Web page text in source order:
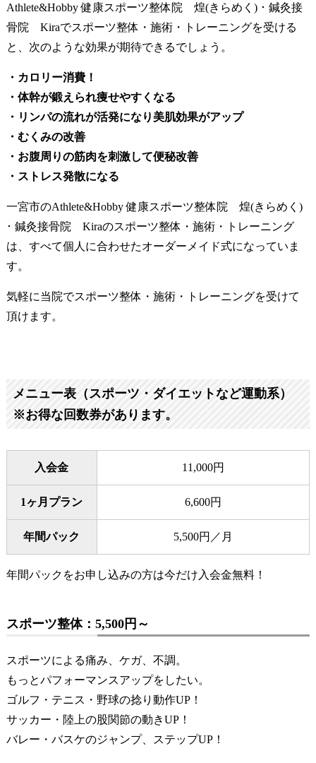
Athlete&Hobby 健康スポーツ整体院 煌(きらめく) ･ 鍼灸接
骨院 Kiraでスポーツ整体・施術・トレーニングを受ける
と、次のような効果が期待できるでしょう。
・カロリー消費！
・体幹が鍛えられ痩せやすくなる
・リンパの流れが活発になり美肌効果がアップ
・むくみの改善
・お腹周りの筋肉を刺激して便秘改善
・ストレス発散になる
一宮市のAthlete&Hobby 健康スポーツ整体院 煌(きらめく)
･ 鍼灸接骨院 Kiraのスポーツ整体・施術・トレーニング
は、すべて個人に合わせたオーダーメイド式になっていま
す。
気軽に当院でスポーツ整体・施術・トレーニングを受けて
頂けます。
メニュー表（スポーツ・ダイエットなど運動系）
※お得な回数券があります。
入会金 11,000円
1ヶ月プラン 6,600円
年間パック 5,500円／月
年間パックをお申し込みの方は今だけ入会金無料！
スポーツ整体：5,500円～
スポーツによる痛み、ケガ、不調。
もっとパフォーマンスアップをしたい。
ゴルフ・テニス・野球の捻り動作UP！
サッカー・陸上の股関節の動きUP！
バレー・バスケのジャンプ、ステップUP！